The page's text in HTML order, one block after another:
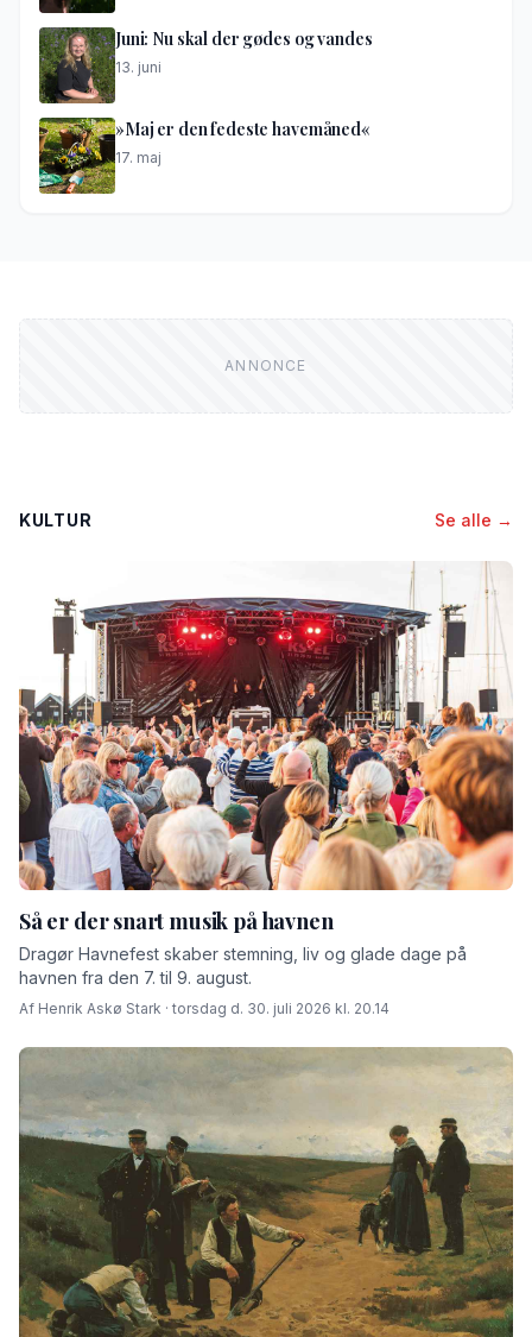
Juni: Nu skal der gødes og vandes
13. juni
»Maj er den fedeste havemåned«
17. maj
KULTUR Se alle →
Så er der snart musik på havnen
Dragør Havnefest skaber stemning, liv og glade dage på
havnen fra den 7. til 9. august.
Af Henrik Askø Stark · torsdag d. 30. juli 2026 kl. 20.14